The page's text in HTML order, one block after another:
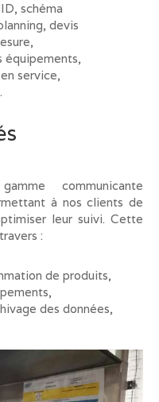
schéma
devis
équipements,
service,
communicante
à nos clients de
leur suivi. Cette
:
de produits,
des données,